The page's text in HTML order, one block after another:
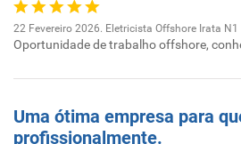
22 Fevereiro 2026. Eletricista Offshore Irata
Oportunidade de trabalho offshore,
Uma ótima empresa para
profissionalmente.